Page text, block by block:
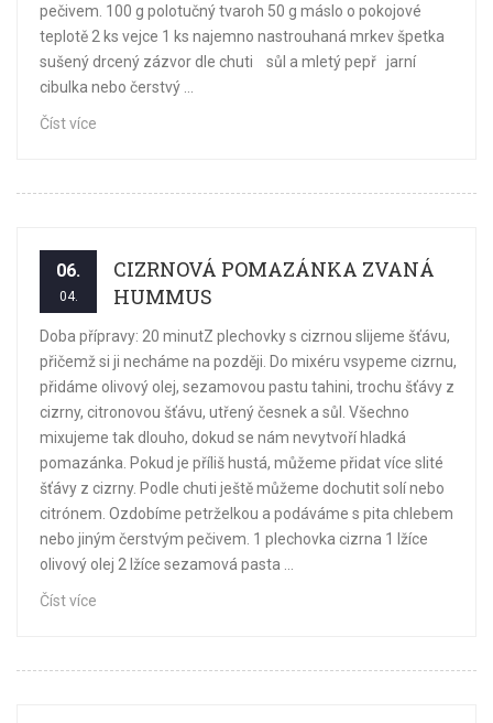
pečivem. 100 g polotučný tvaroh 50 g máslo o pokojové
teplotě 2 ks vejce 1 ks najemno nastrouhaná mrkev špetka
sušený drcený zázvor dle chuti sůl a mletý pepř jarní
cibulka nebo čerstvý ...
Číst více
06.
04.
CIZRNOVÁ POMAZÁNKA ZVANÁ
HUMMUS
Doba přípravy: 20 minutZ plechovky s cizrnou slijeme šťávu,
přičemž si ji necháme na později. Do mixéru vsypeme cizrnu,
přidáme olivový olej, sezamovou pastu tahini, trochu šťávy z
cizrny, citronovou šťávu, utřený česnek a sůl. Všechno
mixujeme tak dlouho, dokud se nám nevytvoří hladká
pomazánka. Pokud je příliš hustá, můžeme přidat více slité
šťávy z cizrny. Podle chuti ještě můžeme dochutit solí nebo
citrónem. Ozdobíme petrželkou a podáváme s pita chlebem
nebo jiným čerstvým pečivem. 1 plechovka cizrna 1 lžíce
olivový olej 2 lžíce sezamová pasta ...
Číst více